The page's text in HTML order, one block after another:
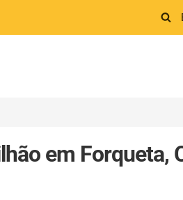
em Forqueta,